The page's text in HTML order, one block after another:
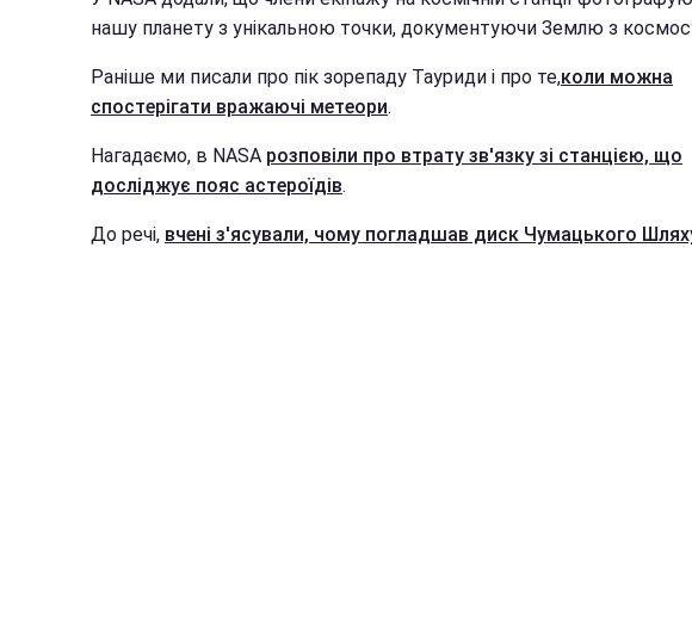
нашу планету з унікальною точки, документуючи Землю з
Раніше ми писали про пік зорепаду Тауриди і про те,коли можна
спостерігати вражаючі метеори.
Нагадаємо, в NASA розповіли про втрату зв'язку зі станцією, що
досліджує пояс астероїдів.
До речі, вчені з'ясували, чому погладшав диск Чумацького